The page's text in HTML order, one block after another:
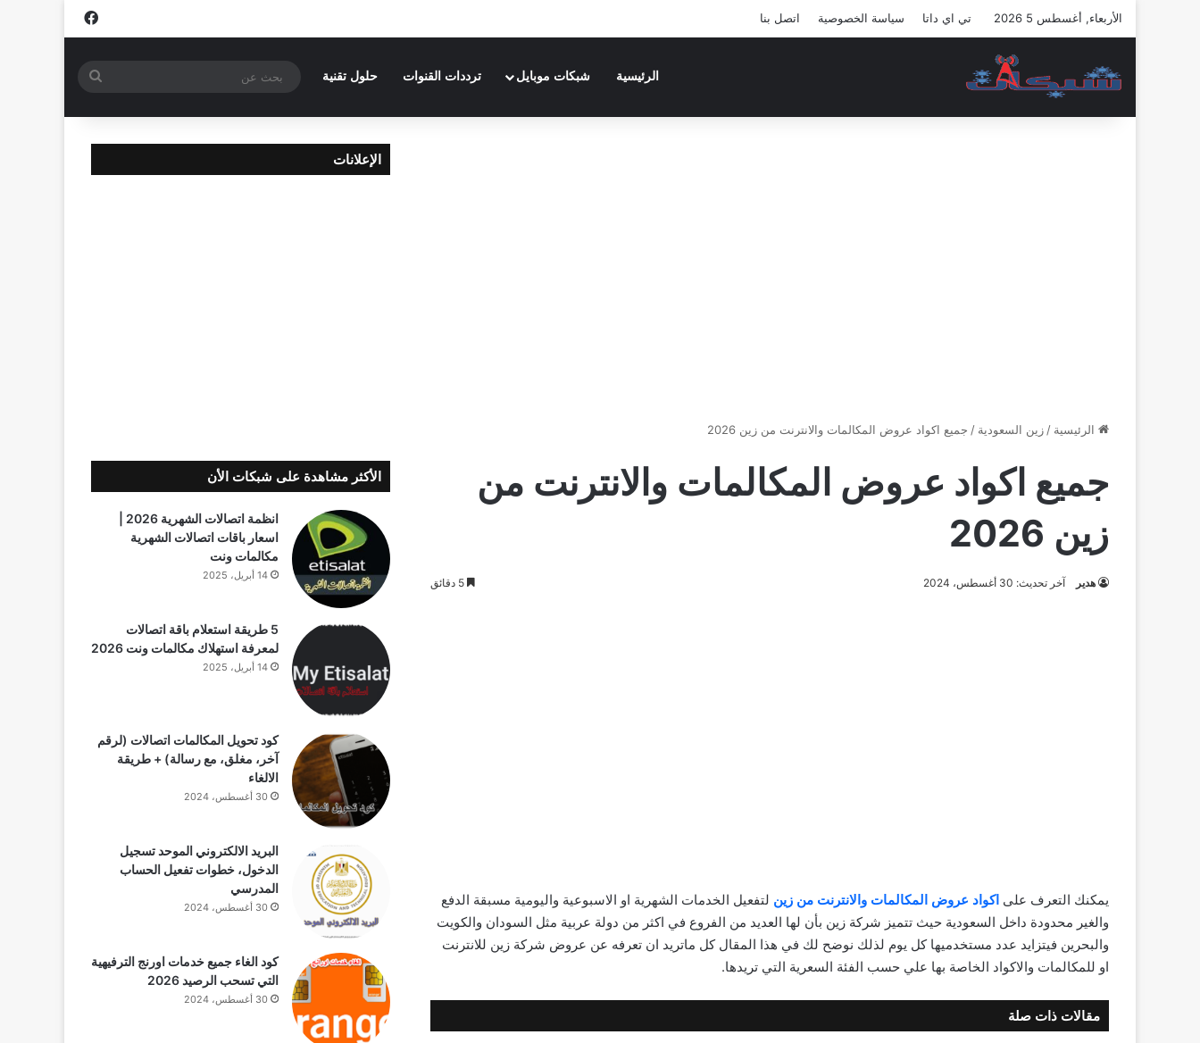
الأربعاء, أغسطس 5 2026 تي اي داتا سياسة الخصوصية اتصل بنا فيسبوك
الرئيسية شبكات موبايل ترددات القنوات حلول تقنية
بحث
الرئيسية / زين السعودية / جميع اكواد عروض المكالمات والانترنت من زين 2026
جميع اكواد عروض المكالمات والانترنت من
زين 2026
هدير آخر تحديث: 30 أغسطس، 2024
يمكنك التعرف على اكواد عروض المكالمات والانترنت من زين لتفعيل الخدمات الشهرية او الاسبوعية واليومية مسبقة الدفع
والغير محدودة داخل السعودية حيث تتميز شركة زين بأن لها العديد من الفروع في اكثر من دولة عربية مثل السودان والكويت
والبحرين فيتزايد عدد مستخدميها كل يوم لذلك نوضح لك في هذا المقال كل ماتريد ان تعرفه عن عروض شركة زين للانترنت
او للمكالمات والاكواد الخاصة بها علي حسب الفئة السعرية التي تريدها.
مقالات ذات صلة
الإعلانات
الأكثر مشاهدة على شبكات الأن
اسعار باقات اتصالات الشهرية
مكالمات ونت
14 أبريل، 2025
5 طريقة استعلام باقة اتصالات
لمعرفة استهلاك مكالمات ونت 2026
14 أبريل، 2025
كود تحويل المكالمات اتصالات (لرقم
آخر، مغلق، مع رسالة) + طريقة
الالغاء
30 أغسطس، 2024
البريد الالكتروني الموحد تسجيل
الدخول، خطوات تفعيل الحساب
المدرسي
30 أغسطس، 2024
كود الغاء جميع خدمات اورنج الترفيهية
التي تسحب الرصيد 2026
30 أغسطس، 2024